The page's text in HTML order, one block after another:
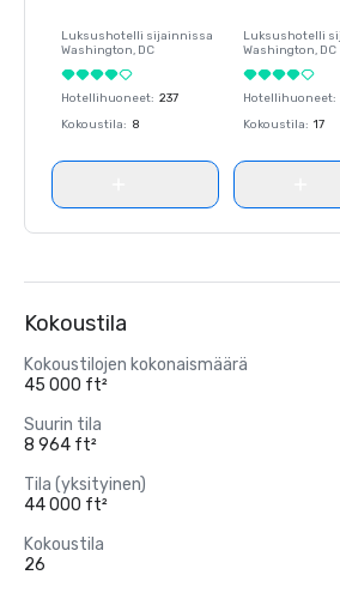
Luksushotelli sijainnissa
Washington, DC
Hotellihuoneet: 237
Kokoustila: 8
Luksushotelli
Washington, DC
Hotellihuoneet:
Kokoustila: 17
Kokoustila
Kokoustilojen kokonaismäärä
45 000 ft²
Suurin tila
8 964 ft²
Tila (yksityinen)
44 000 ft²
Kokoustila
26